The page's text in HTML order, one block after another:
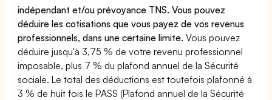
indépendant et/ou prévoyance TNS. Vous pouvez
déduire les cotisations que vous payez de vos revenus
professionnels, dans une certaine limite.Vous pouvez
déduire jusqu'à 3,75 % de votre revenu professionnel
imposable, plus 7 % du plafond annuel de la Sécurité
sociale. Le total des déductions est toutefois plafonné à
3 % de huit fois le PASS (Plafond annuel de la Sécurité